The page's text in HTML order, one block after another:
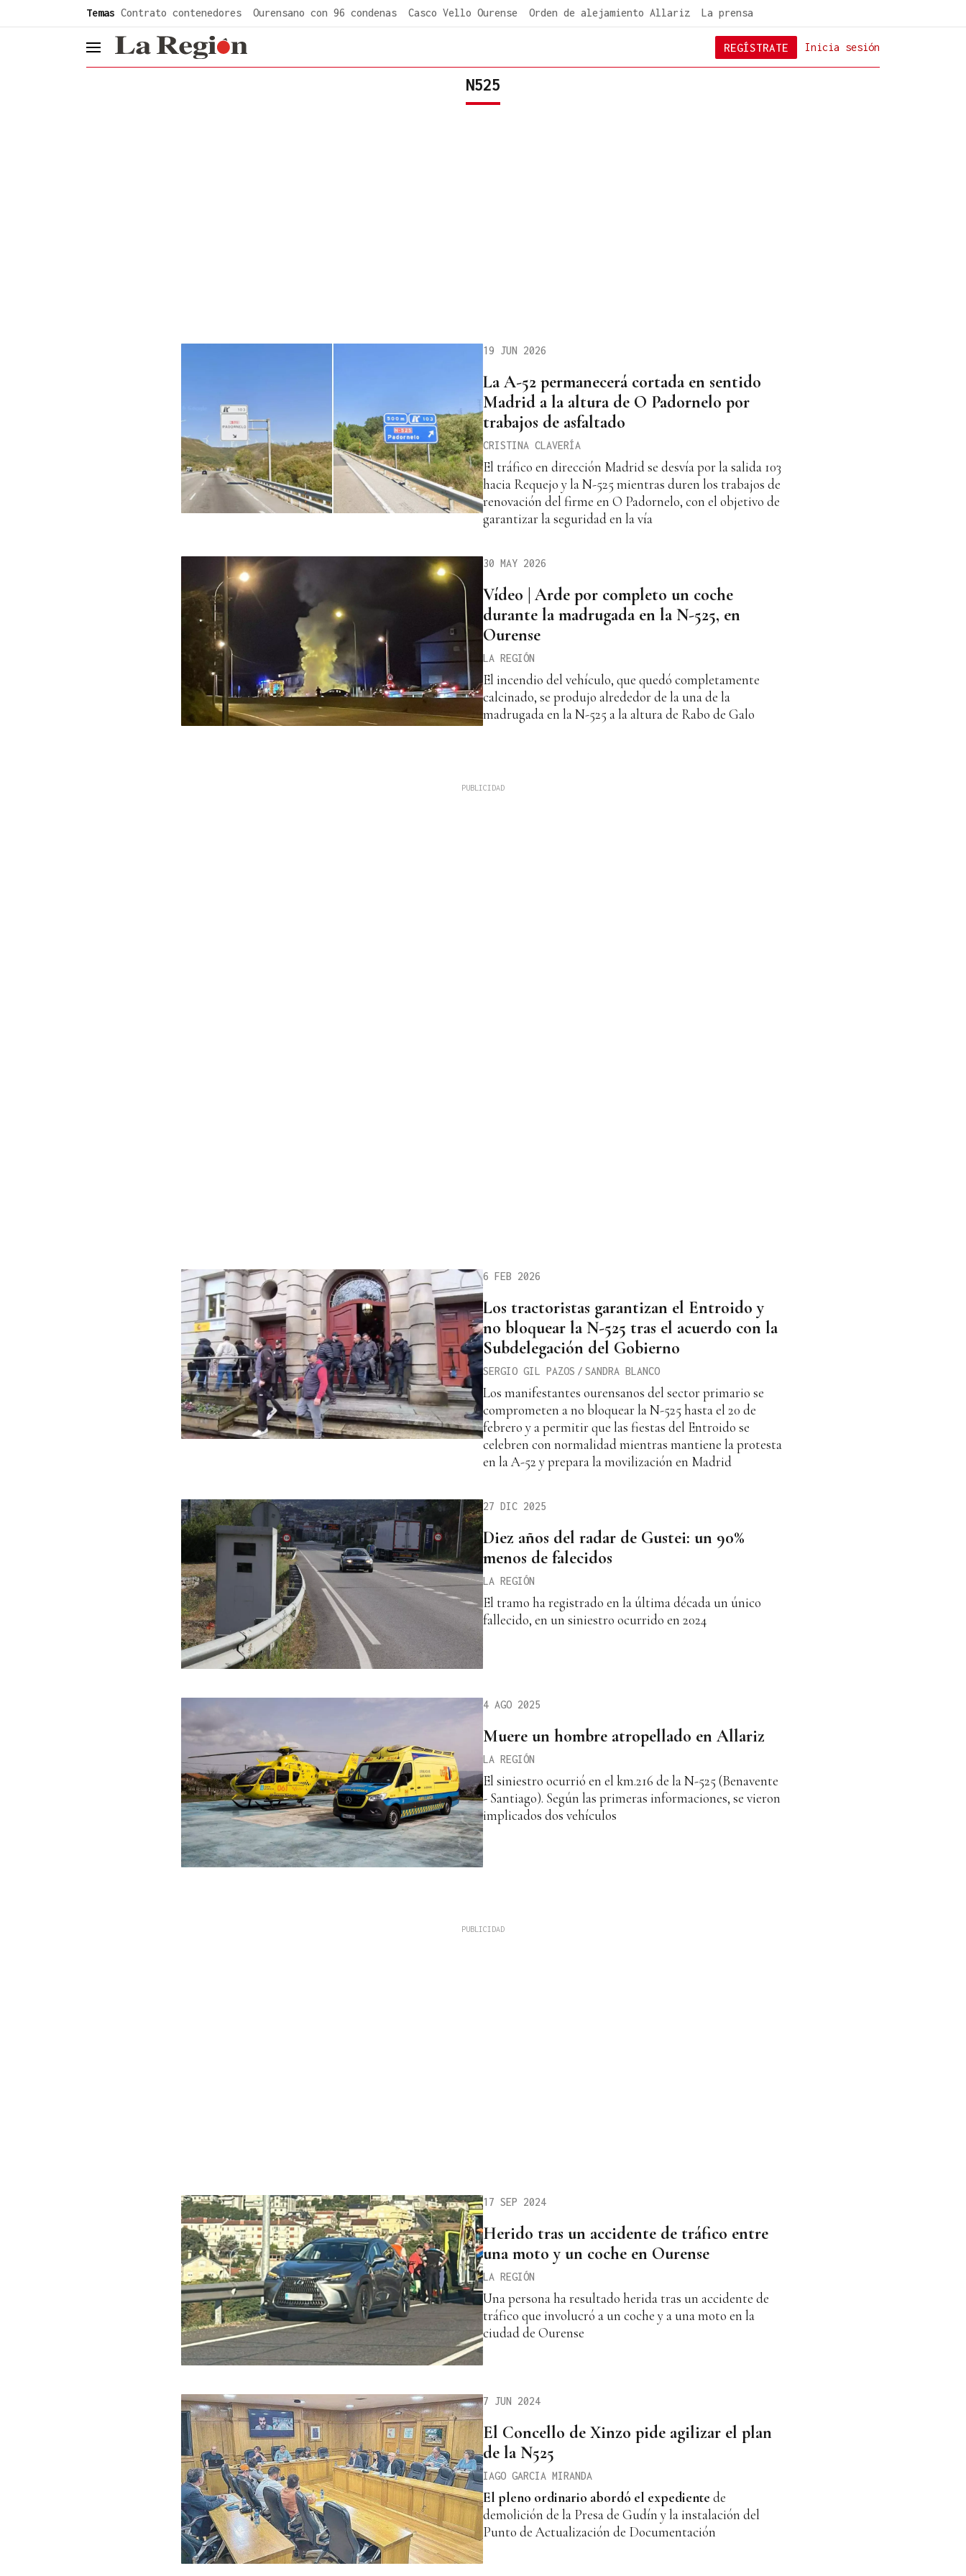
Temas Contrato contenedores Ourensano con 96 condenas Casco Vello Ourense Orden de alejamiento Allariz La prensa
header.menu.open Inicia sesión
REGÍSTRATE
N525
19 JUN 2026
La A-52 permanecerá cortada en sentido
Madrid a la altura de O Padornelo por
trabajos de asfaltado
CRISTINA CLAVERÍA
El tráfico en dirección Madrid se desvía por la salida 103
hacia Requejo y la N-525 mientras duren los trabajos de
renovación del firme en O Padornelo, con el objetivo de
garantizar la seguridad en la vía
30 MAY 2026
Vídeo | Arde por completo un coche
durante la madrugada en la N-525, en
Ourense
LA REGIÓN
El incendio del vehículo, que quedó completamente
calcinado, se produjo alrededor de la una de la
madrugada en la N-525 a la altura de Rabo de Galo
6 FEB 2026
Los tractoristas garantizan el Entroido y
no bloquear la N-525 tras el acuerdo con la
Subdelegación del Gobierno
SERGIO GIL PAZOS / SANDRA BLANCO
Los manifestantes ourensanos del sector primario se
comprometen a no bloquear la N-525 hasta el 20 de
febrero y a permitir que las fiestas del Entroido se
celebren con normalidad mientras mantiene la protesta
en la A-52 y prepara la movilización en Madrid
27 DIC 2025
Diez años del radar de Gustei: un 90%
menos de falecidos
LA REGIÓN
El tramo ha registrado en la última década un único
fallecido, en un siniestro ocurrido en 2024
4 AGO 2025
Muere un hombre atropellado en Allariz
LA REGIÓN
El siniestro ocurrió en el km.216 de la N-525 (Benavente
- Santiago). Según las primeras informaciones, se vieron
implicados dos vehículos
17 SEP 2024
Herido tras un accidente de tráfico entre
una moto y un coche en Ourense
LA REGIÓN
Una persona ha resultado herida tras un accidente de
tráfico que involucró a un coche y a una moto en la
ciudad de Ourense
7 JUN 2024
El Concello de Xinzo pide agilizar el plan
de la N525
IAGO GARCIA MIRANDA
El pleno ordinario abordó el expediente de
demolición de la Presa de Gudín y la instalación del
Punto de Actualización de Documentación